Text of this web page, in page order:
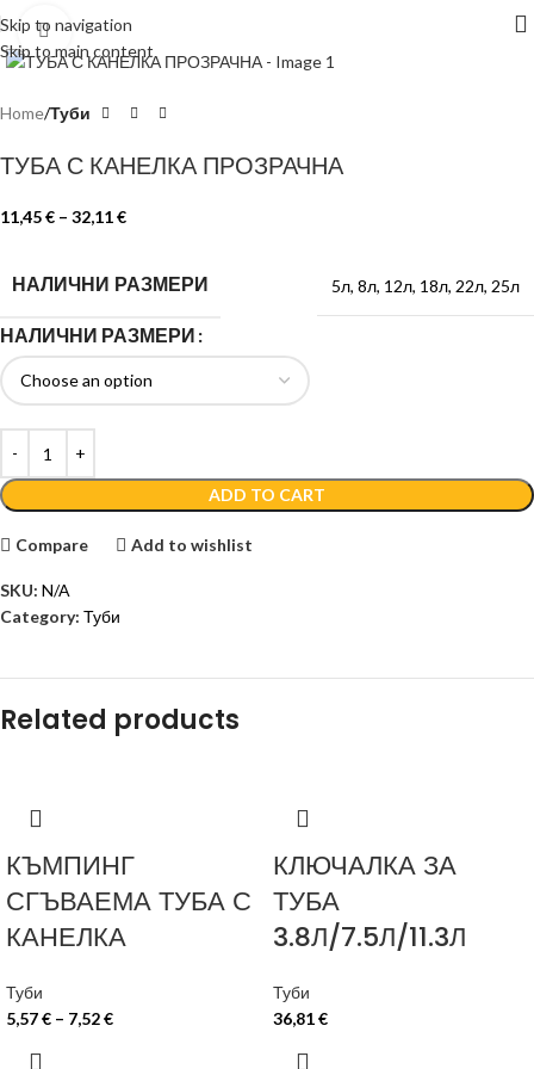
Skip to navigation
Skip to main content
Click to enlarge
Home Туби
ТУБА С КАНЕЛКА ПРОЗРАЧНА
11,45€ – 32,11€
НАЛИЧНИ РАЗМЕРИ 5л, 8л, 12л, 18л, 22л, 25л
НАЛИЧНИ РАЗМЕРИ
ADD TO CART
Compare Add to wishlist
SKU: N/A
Category: Туби
Related products
КЪМПИНГ
СГЪВАЕМА ТУБА С
КАНЕЛКА
Туби
5,57€ – 7,52€
КЛЮЧАЛКА ЗА
ТУБА
3.8Л/7.5Л/11.3Л
Туби
36,81€